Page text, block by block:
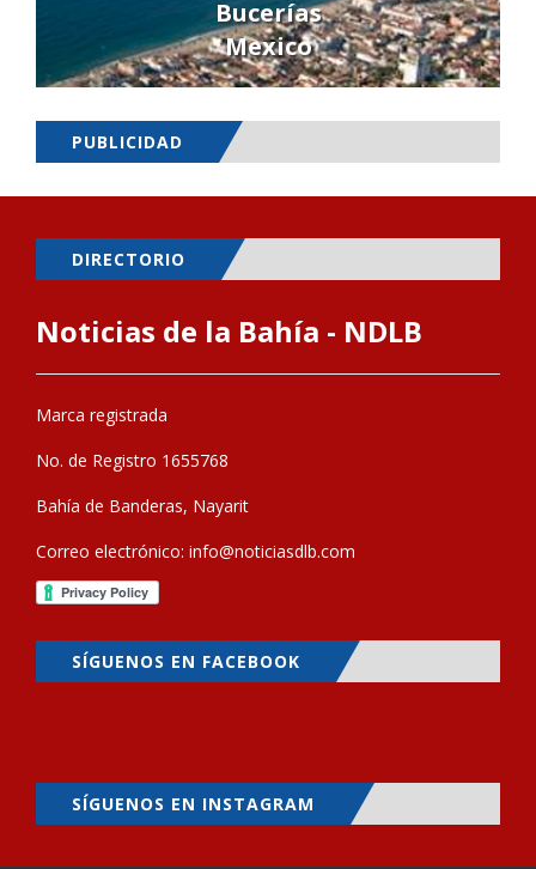
Bucerías
Mexico
PUBLICIDAD
DIRECTORIO
Noticias de la Bahía - NDLB
Marca registrada
No. de Registro 1655768
Bahía de Banderas, Nayarit
Correo electrónico: info@noticiasdlb.com
SÍGUENOS EN FACEBOOK
SÍGUENOS EN INSTAGRAM